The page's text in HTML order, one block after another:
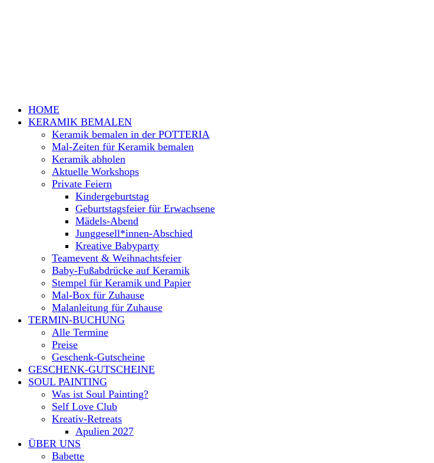
HOME
KERAMIK BEMALEN
Keramik bemalen in der POTTERIA
Mal-Zeiten für Keramik bemalen
Keramik abholen
Aktuelle Workshops
Private Feiern
Kindergeburtstag
Geburtstagsfeier für Erwachsene
Mädels-Abend
Junggesell*innen-Abschied
Kreative Babyparty
Teamevent & Weihnachtsfeier
Baby-Fußabdrücke auf Keramik
Stempel für Keramik und Papier
Mal-Box für Zuhause
Malanleitung für Zuhause
TERMIN-BUCHUNG
Alle Termine
Preise
Geschenk-Gutscheine
GESCHENK-GUTSCHEINE
SOUL PAINTING
Was ist Soul Painting?
Self Love Club
Kreativ-Retreats
Apulien 2027
ÜBER UNS
Babette